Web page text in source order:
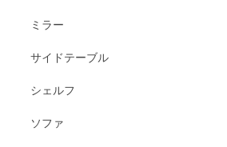
ミラー
サイドテーブル
シェルフ
ソファ